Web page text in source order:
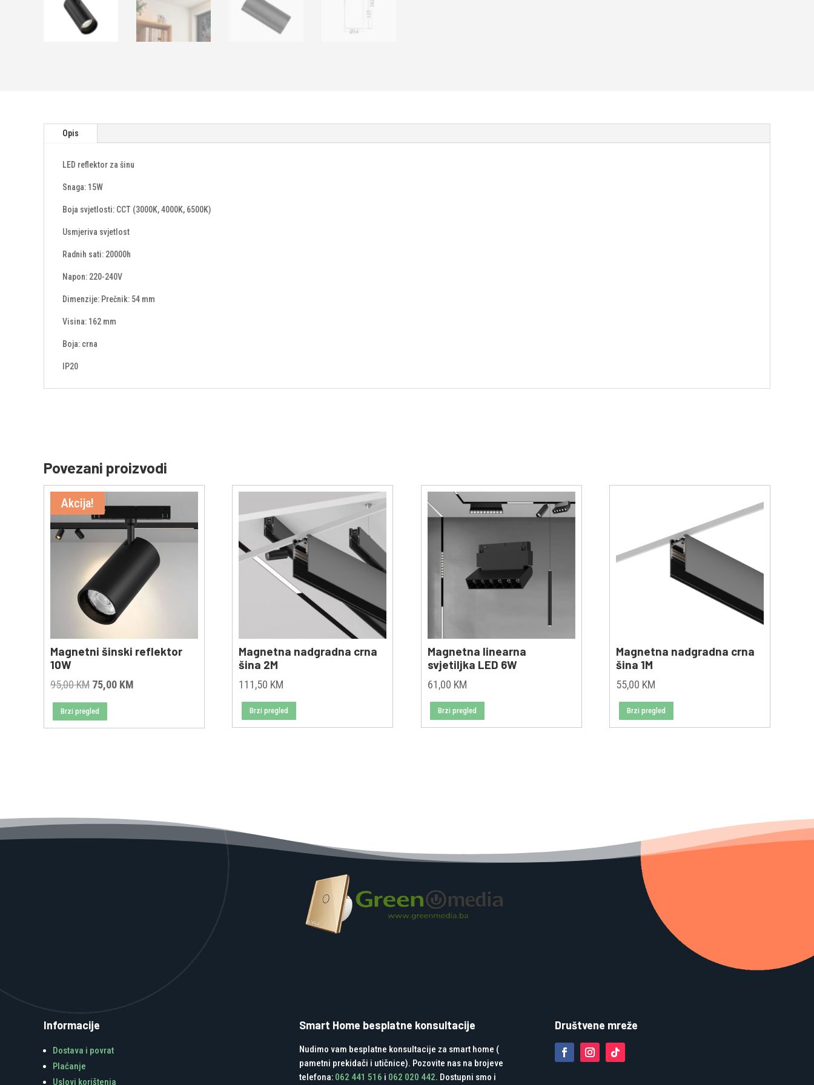
Opis
LED reflektor za šinu
Snaga: 15W
Boja svjetlosti: CCT (3000K, 4000K, 6500K)
Usmjeriva svjetlost
Radnih sati: 20000h
Napon: 220-240V
Dimenzije: Prečnik: 54 mm
Visina: 162 mm
Boja: crna
IP20
Povezani proizvodi
Akcija!
Magnetni šinski reflektor
10W
95,00KM Original
price
was:
95,00 KM.
75,00 KM
75,00 KM.
Brzi pregled
Magnetna nadgradna crna
šina 2M
111,50 KM
Brzi pregled
Magnetna linearna
svjetiljka LED 6W
61,00 KM
Brzi pregled
Magnetna nadgradna crna
šina 1M
55,00 KM
Brzi pregled
Informacije
Dostava i povrat
Plaćanje
Uslovi korištenja
Smart Home besplatne konsultacije
Nudimo vam besplatne konsultacije za smart home (
pametni prekidači i utičnice). Pozovite nas na brojeve
telefona: 062 441 516 i 062 020 442. Dostupni smo i
Društvene mreže